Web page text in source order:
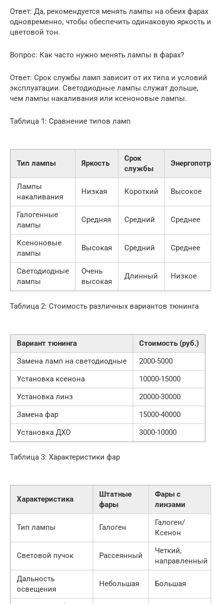
Ответ: Да, рекомендуется менять лампы на обеих фарах
одновременно, чтобы обеспечить одинаковую яркость и
цветовой тон.
Вопрос: Как часто нужно менять лампы в фарах?
Ответ: Срок службы ламп зависит от их типа и условий
эксплуатации. Светодиодные лампы служат дольше,
чем лампы накаливания или ксеноновые лампы.
Таблица 1: Сравнение типов ламп
Тип лампы Яркость
Срок
службы
Лампы
накаливания
Низкая Короткий Высокое
Галогенные
лампы
Средняя Средний Среднее
Ксеноновые
лампы
Высокая Средний Среднее
Светодиодные
лампы
Очень
высокая
Длинный Низкое
Таблица 2: Стоимость различных вариантов тюнинга
Вариант тюнинга
Стоимость (руб.)
Замена ламп на светодиодные
2000-5000
Установка ксенона
10000-15000
Установка линз
20000-30000
Замена фар
15000-40000
Установка ДХО
3000-10000
Таблица 3: Характеристики фар
Характеристика
Штатные
фары
Фары с
линзами
Тип лампы Галоген
Галоген/
Ксенон
Световой пучок Рассеянный
Четкий,
направленный
Дальность
освещения
Небольшая Большая